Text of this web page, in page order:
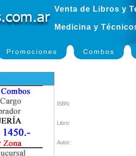
Venta de Libros y
Medicina y
Promociones Combos
ISBN:
Libro:
Autor: